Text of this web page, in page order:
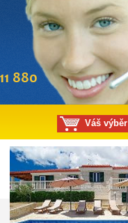
Váš výběr